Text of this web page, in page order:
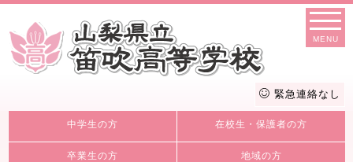
MENU
緊急連絡なし
中学生の方 在校生・保護者の方
卒業生の方 地域の方